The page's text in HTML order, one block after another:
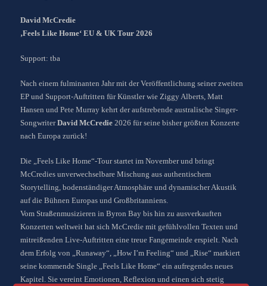
David McCredie
‚Feels Like Home‘ EU & UK Tour 2026
Support: tba
Nach einem fulminanten Jahr mit der Veröffentlichung seiner zweiten
EP und Support-Auftritten für Künstler wie Ziggy Alberts, Matt
Hansen und Pete Murray kehrt der aufstrebende australische Singer-
SongwriterDavid McCredie 2026 für seine bisher größten Konzerte
nach Europa zurück!
Die „Feels Like Home“-Tour startet im November und bringt
McCredies unverwechselbare Mischung aus authentischem
Storytelling, bodenständiger Atmosphäre und dynamischer Akustik
auf die Bühnen Europas und Großbritanniens.
Vom Straßenmusizieren in Byron Bay bis hin zu ausverkauften
Konzerten weltweit hat sich McCredie mit gefühlvollen Texten und
mitreißenden Live-Auftritten eine treue Fangemeinde erspielt. Nach
dem Erfolg von „Runaway“, „How I’m Feeling“ und „Rise“ markiert
seine kommende Single „Feels Like Home“ ein aufregendes neues
Kapitel. Sie vereint Emotionen, Reflexion und einen sich stetig